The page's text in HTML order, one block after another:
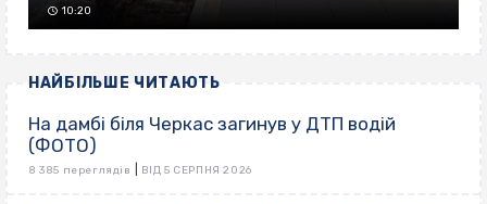
10:20
НАЙБІЛЬШЕ ЧИТАЮТЬ
На дамбі біля Черкас загинув у ДТП водій
(ФОТО)
8 385 переглядів ВІД 5 СЕРПНЯ 2026